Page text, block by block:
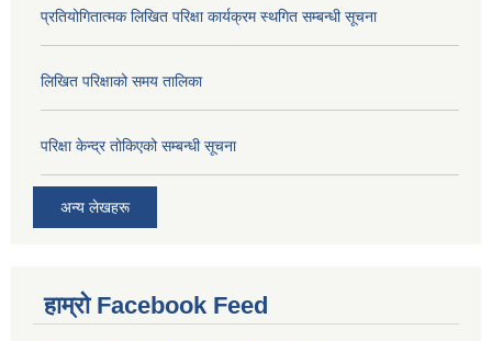
प्रतियोगितात्मक लिखित परिक्षा कार्यक्रम स्थगित सम्बन्धी सूचना
लिखित परिक्षाको समय तालिका
परिक्षा केन्द्र तोकिएको सम्बन्धी सूचना
अन्य लेखहरू
हाम्रो Facebook Feed